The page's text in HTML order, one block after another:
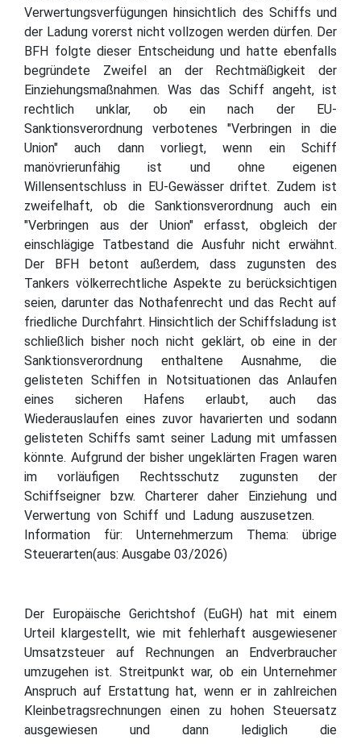
Verwertungsverfügungen hinsichtlich des Schiffs und
der Ladung vorerst nicht vollzogen werden dürfen. Der
BFH folgte dieser Entscheidung und hatte ebenfalls
begründete Zweifel an der Rechtmäßigkeit der
Einziehungsmaßnahmen. Was das Schiff angeht, ist
rechtlich unklar, ob ein nach der EU-
Sanktionsverordnung verbotenes "Verbringen in die
Union" auch dann vorliegt, wenn ein Schiff
manövrierunfähig ist und ohne eigenen
Willensentschluss in EU-Gewässer driftet. Zudem ist
zweifelhaft, ob die Sanktionsverordnung auch ein
"Verbringen aus der Union" erfasst, obgleich der
einschlägige Tatbestand die Ausfuhr nicht erwähnt.
Der BFH betont außerdem, dass zugunsten des
Tankers völkerrechtliche Aspekte zu berücksichtigen
seien, darunter das Nothafenrecht und das Recht auf
friedliche Durchfahrt. Hinsichtlich der Schiffsladung ist
schließlich bisher noch nicht geklärt, ob eine in der
Sanktionsverordnung enthaltene Ausnahme, die
gelisteten Schiffen in Notsituationen das Anlaufen
eines sicheren Hafens erlaubt, auch das
Wiederauslaufen eines zuvor havarierten und sodann
gelisteten Schiffs samt seiner Ladung mit umfassen
könnte. Aufgrund der bisher ungeklärten Fragen waren
im vorläufigen Rechtsschutz zugunsten der
Schiffseigner bzw. Charterer daher Einziehung und
Verwertung von Schiff und Ladung auszusetzen.
Information für: Unternehmerzum Thema: übrige
Steuerarten(aus: Ausgabe 03/2026)
Der Europäische Gerichtshof (EuGH) hat mit einem
Urteil klargestellt, wie mit fehlerhaft ausgewiesener
Umsatzsteuer auf Rechnungen an Endverbraucher
umzugehen ist. Streitpunkt war, ob ein Unternehmer
Anspruch auf Erstattung hat, wenn er in zahlreichen
Kleinbetragsrechnungen einen zu hohen Steuersatz
ausgewiesen und dann lediglich die